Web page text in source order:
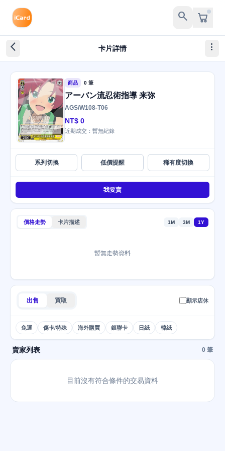
search
arrow_back_ios_new 卡片詳情 more_vert
商品 0 筆
アーバン流忍術指導 来弥
AGS/W108-T06
NT$ 0
近期成交：暫無紀錄
系列切換 低價提醒 稀有度切換
我要賣
價格走勢 卡片描述 1M 3M 1Y
暫無走勢資料
出售 買取 顯示店休
免運 傷卡/特殊 海外購買 銀聯卡 日紙 韓紙
賣家列表 0 筆
目前沒有符合條件的交易資料